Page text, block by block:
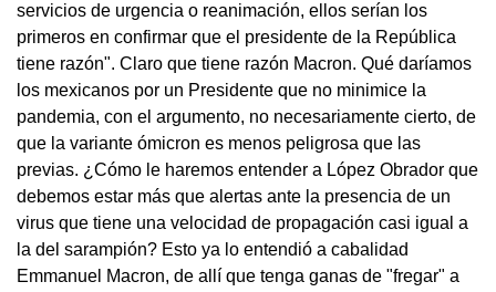
servicios de urgencia o reanimación, ellos serían los
primeros en confirmar que el presidente de la República
tiene razón". Claro que tiene razón Macron. Qué daríamos
los mexicanos por un Presidente que no minimice la
pandemia, con el argumento, no necesariamente cierto, de
que la variante ómicron es menos peligrosa que las
previas. ¿Cómo le haremos entender a López Obrador que
debemos estar más que alertas ante la presencia de un
virus que tiene una velocidad de propagación casi igual a
la del sarampión? Esto ya lo entendió a cabalidad
Emmanuel Macron, de allí que tenga ganas de "fregar" a